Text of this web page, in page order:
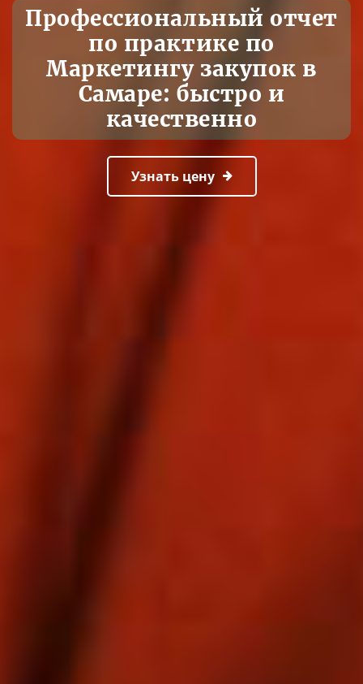
Профессиональный отчет
по практике по
Маркетингу закупок в
Самаре: быстро и
качественно
Узнать цену